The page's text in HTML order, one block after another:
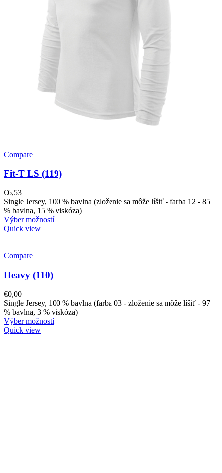
Compare
Fit-T LS (119)
€6,53
Single Jersey, 100 % bavlna (zloženie sa môže líšiť - farba 12 - 85
% bavlna, 15 % viskóza)
Výber možností
Quick view
Compare
Heavy (110)
€0,00
Single Jersey, 100 % bavlna (farba 03 - zloženie sa môže líšiť - 97
% bavlna, 3 % viskóza)
Výber možností
Quick view